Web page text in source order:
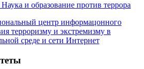
и образование против террора
центр информацонного
терроризму и экстремизму в
среде и сети Интернет